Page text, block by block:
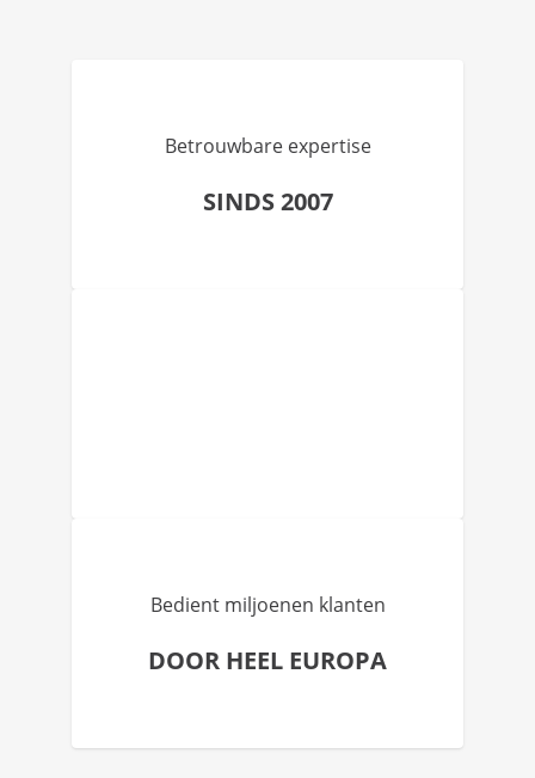
Betrouwbare expertise
SINDS 2007
Bedient miljoenen klanten
DOOR HEEL EUROPA